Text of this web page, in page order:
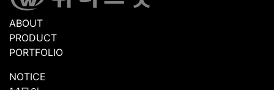
ABOUT
PRODUCT
PORTFOLIO
NOTICE